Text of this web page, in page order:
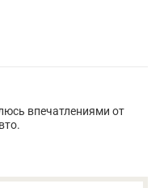
впечатлениями от